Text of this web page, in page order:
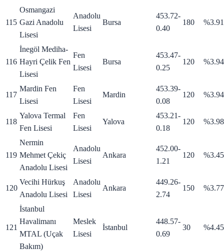
115
Osmangazi
Gazi Anadolu
Lisesi
Anadolu
Lisesi
Bursa
453.72-
0.40
180 %3.91
116
İnegöl Mediha-
Hayri Çelik Fen
Lisesi
Fen
Lisesi
Bursa
453.47-
0.25
120 %3.94
117
Mardin Fen
Lisesi
Fen
Lisesi
Mardin
453.39-
0.08
120 %3.94
118
Yalova Termal
Fen Lisesi
Fen
Lisesi
Yalova
453.21-
0.18
120 %3.98
119
Nermin
Mehmet Çekiç
Anadolu Lisesi
Anadolu
Lisesi
Ankara
452.00-
1.21
120 %3.45
120
Vecihi Hürkuş
Anadolu Lisesi
Anadolu
Lisesi
Ankara
449.26-
2.74
150 %3.77
121
İstanbul
Havalimanı
MTAL (Uçak
Bakım)
Meslek
Lisesi
İstanbul
448.57-
0.69
30 %4.45